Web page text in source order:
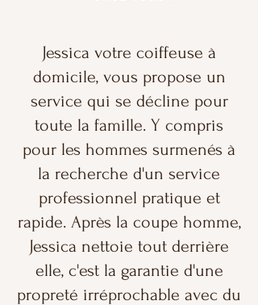
Jessica votre coiffeuse à
domicile, vous propose un
service qui se décline pour
toute la famille. Y compris
pour les hommes surmenés à
la recherche d'un service
professionnel pratique et
rapide. Après la coupe homme,
Jessica nettoie tout derrière
elle, c'est la garantie d'une
propreté irréprochable avec du